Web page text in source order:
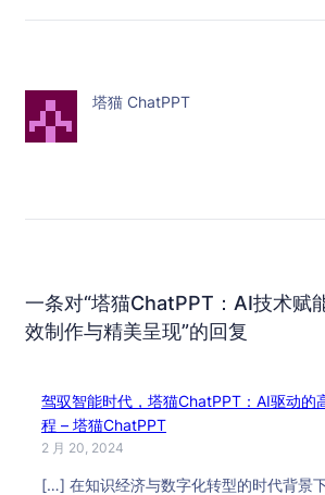
塔猫 ChatPPT
一条对“塔猫ChatPPT：AI技术赋
效制作与精美呈现”的回复
驾驭智能时代，塔猫ChatPPT：AI驱动的
程 – 塔猫ChatPPT
2 月 20, 2024
[…] 在知识经济与数字化转型的时代背景